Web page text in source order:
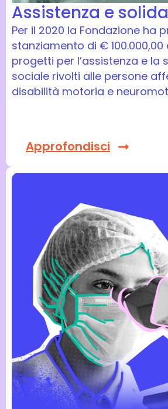
Assistenza e
Per il 2020 la Fondazione ha
stanziamento di €
progetti per l’assistenza e la
sociale rivolti alle persone
disabilità motoria e
Approfondisci